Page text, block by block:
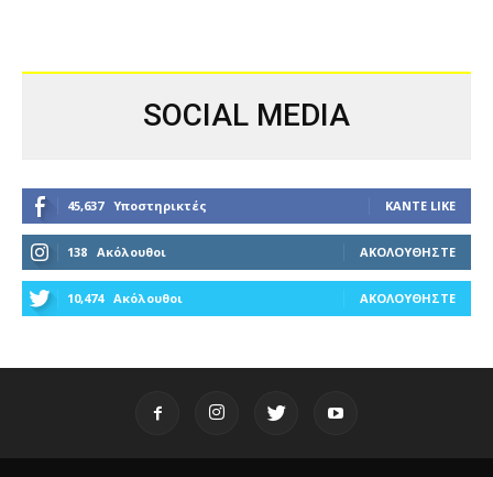
SOCIAL MEDIA
45,637 Υποστηρικτές ΚΆΝΤΕ LIKE
138 Ακόλουθοι ΑΚΟΛΟΥΘΉΣΤΕ
10,474 Ακόλουθοι ΑΚΟΛΟΥΘΉΣΤΕ